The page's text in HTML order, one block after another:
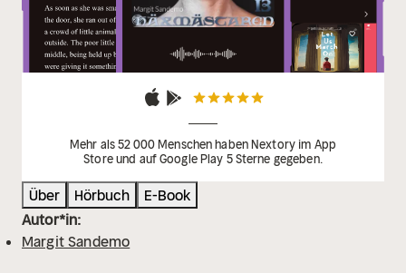
Mehr als 52 000 Menschen haben Nextory im App
Store und auf Google Play 5 Sterne gegeben.
Über Hörbuch
E-Book
Autor*in:
Margit Sandemo